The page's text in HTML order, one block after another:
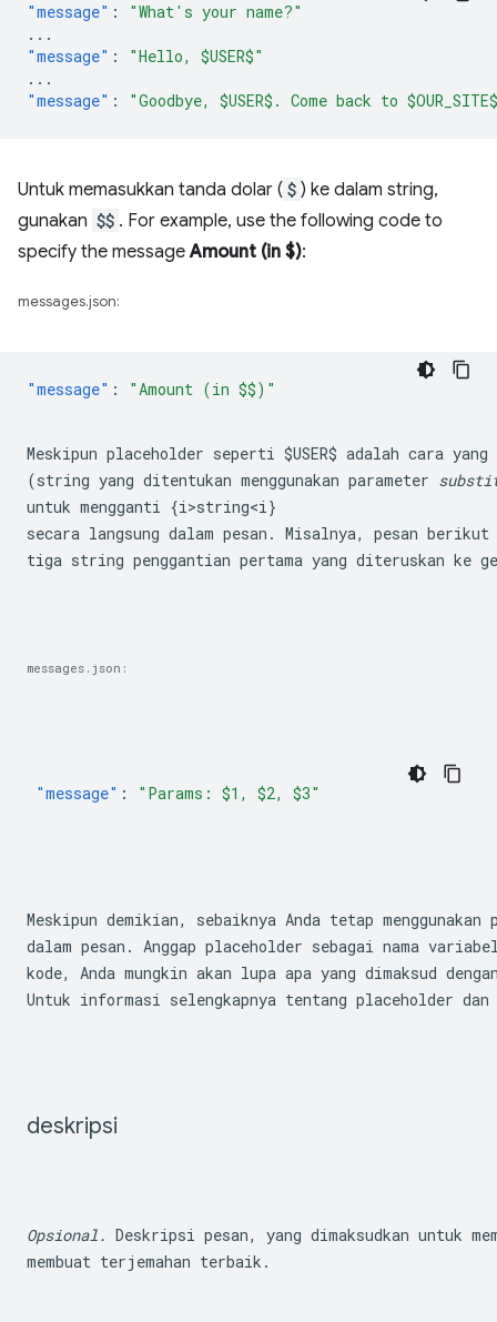
"message" :
"What's your name?"
...
"message" :
"Hello, $USER$"
...
"message" : "Goodbye, $USER$. Come back to
Untuk memasukkan tanda dolar ( $ ) ke dalam string,
gunakan $$ . For example, use the following code to
specify the messageAmount (in $):
messages.json:
"message" :
Meskipun placeholder seperti $USER$ adalah cara
(string yang ditentukan menggunakan parameter
untuk mengganti {i>string<i}
secara langsung dalam pesan. Misalnya, pesan berikut
tiga string penggantian pertama yang diteruskan ke
messages.json:
"message" : "Params: $1, $2, $3"
Meskipun demikian, sebaiknya Anda tetap
dalam pesan. Anggap placeholder sebagai nama
kode, Anda mungkin akan lupa apa yang dimaksud
Untuk informasi selengkapnya tentang placeholder
deskripsi
Opsional. Deskripsi pesan, yang dimaksudkan untuk
membuat terjemahan terbaik.